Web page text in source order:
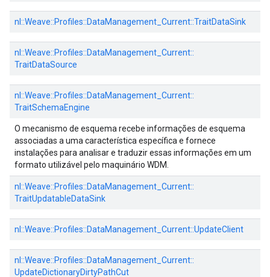
nl::Weave::Profiles::DataManagement_Current::TraitDataSink
nl::Weave::Profiles::DataManagement_Current::
TraitDataSource
nl::Weave::Profiles::DataManagement_Current::
TraitSchemaEngine
O mecanismo de esquema recebe informações de esquema
associadas a uma característica específica e fornece
instalações para analisar e traduzir essas informações em um
formato utilizável pelo maquinário WDM.
nl::Weave::Profiles::DataManagement_Current::
TraitUpdatableDataSink
nl::Weave::Profiles::DataManagement_Current::UpdateClient
nl::Weave::Profiles::DataManagement_Current::
UpdateDictionaryDirtyPathCut